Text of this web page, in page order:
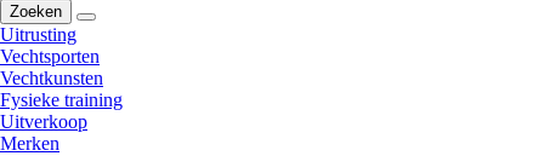
Zoeken
Uitrusting
Vechtsporten
Vechtkunsten
Fysieke training
Uitverkoop
Merken